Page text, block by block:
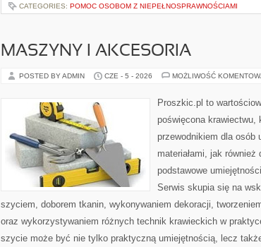
CATEGORIES: POMOC OSOBOM Z NIEPEŁNOSPRAWNOŚCIAMI
MASZYNY I AKCESORIA
POSTED BY ADMIN CZE - 5 - 2026 MOŻLIWOŚĆ
Proszkic.pl to
poświęcona krawiectwu,
przewodnikiem dla osób
materiałami, jak
podstawowe
Serwis skupia się na
szyciem, doborem tkanin, wykonywaniem dekoracji,
oraz wykorzystywaniem różnych technik krawieckich w
szycie może być nie tylko praktyczną umiejętnością, lecz